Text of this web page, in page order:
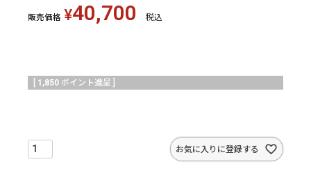
販売価格 ¥40,700 税込
1,850 ポイント進呈 ]
お気に入りに登録する